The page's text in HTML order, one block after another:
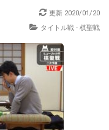
更新 2020/01/20
タイトル戦 - 棋聖戦